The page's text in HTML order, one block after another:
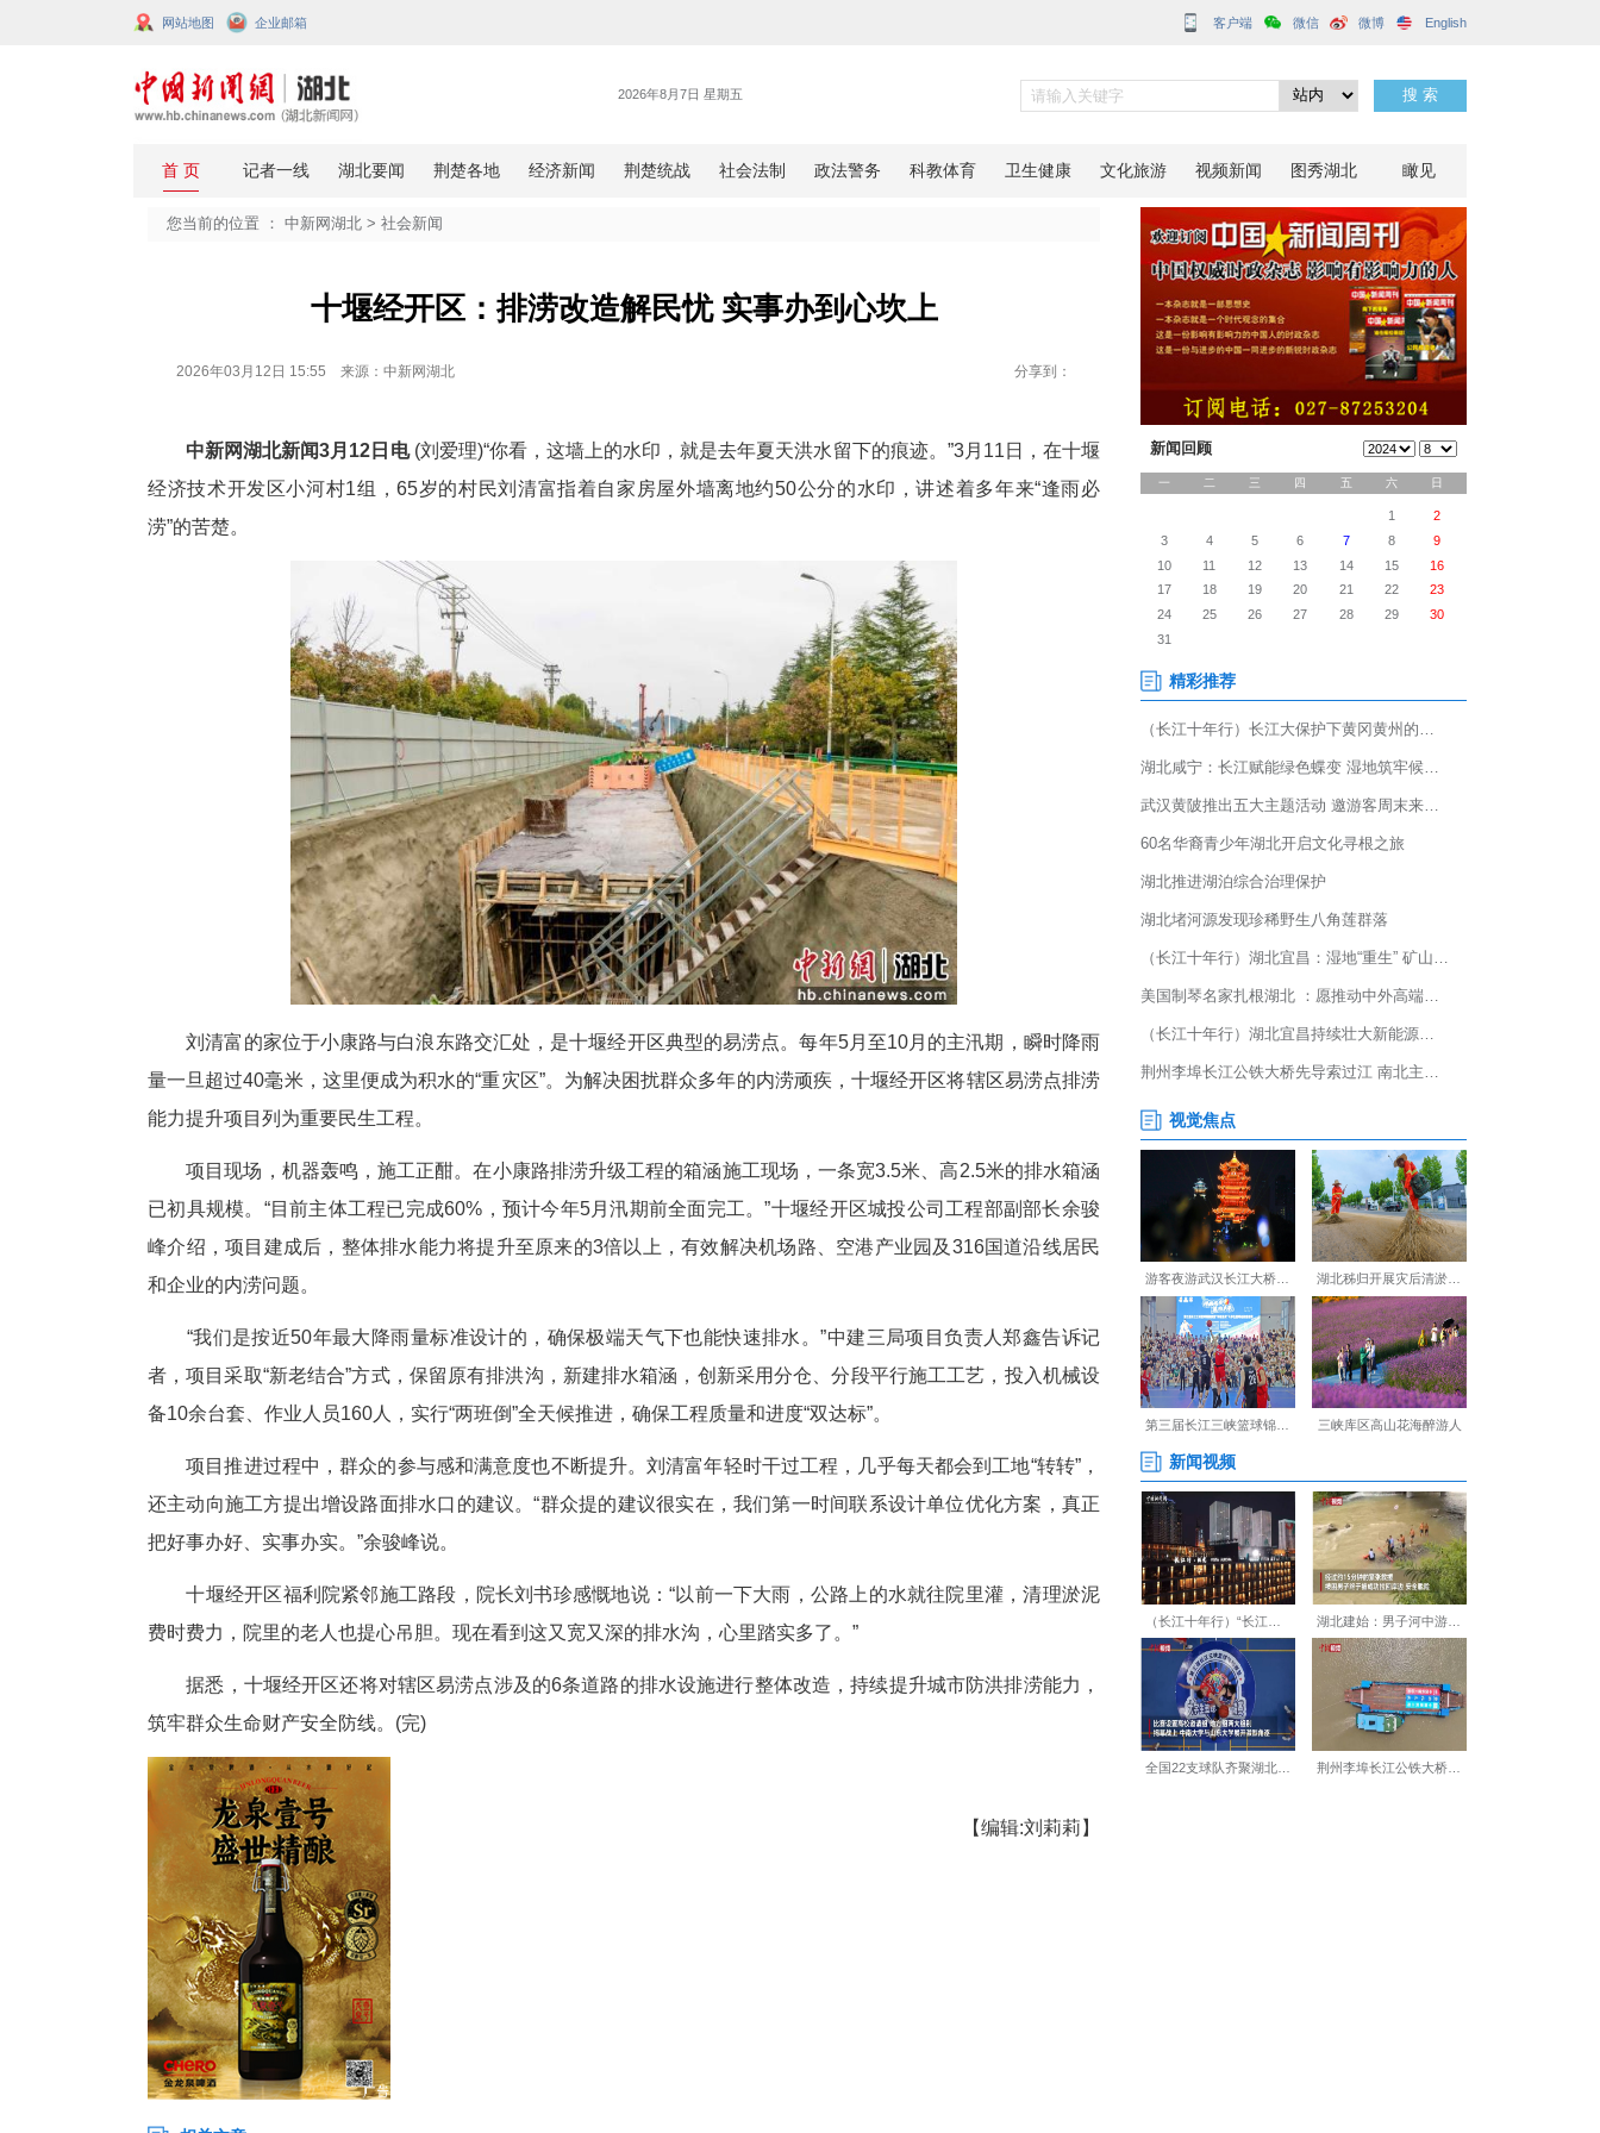
网站地图
十堰经开区：排涝改造解民忧 实事办到心坎上
2026年03月12日 15:55 来源：中新网湖北
中新网湖北新闻3月12日电
(刘爱理)“你看，这墙上的水印，就是去年夏天洪水留下的痕迹。”3月11日，在十堰
经济技术开发区小河村1组，65岁的村民刘清富指着自家房屋外墙离地约50公分的水印，讲述着多年来“逢雨必
涝”的苦楚。
刘清富的家位于小康路与白浪东路交汇处，是十堰经开区典型的易涝点。每年5月至10月的主汛期，瞬时降雨
量一旦超过40毫米，这里便成为积水的“重灾区”。为解决困扰群众多年的内涝顽疾，十堰经开区将辖区易涝点排涝
能力提升项目列为重要民生工程。
项目现场，机器轰鸣，施工正酣。在小康路排涝升级工程的箱涵施工现场，一条宽3.5米、高2.5米的排水箱涵
已初具规模。“目前主体工程已完成60%，预计今年5月汛期前全面完工。”十堰经开区城投公司工程部副部长余骏
峰介绍，项目建成后，整体排水能力将提升至原来的3倍以上，有效解决机场路、空港产业园及316国道沿线居民
和企业的内涝问题。
“我们是按近50年最大降雨量标准设计的，确保极端天气下也能快速排水。”中建三局项目负责人郑鑫告诉记
者，项目采取“新老结合”方式，保留原有排洪沟，新建排水箱涵，创新采用分仓、分段平行施工工艺，投入机械设
备10余台套、作业人员160人，实行“两班倒”全天候推进，确保工程质量和进度“双达标”。
项目推进过程中，群众的参与感和满意度也不断提升。刘清富年轻时干过工程，几乎每天都会到工地“转转”，
还主动向施工方提出增设路面排水口的建议。“群众提的建议很实在，我们第一时间联系设计单位优化方案，真正
把好事办好、实事办实。”余骏峰说。
十堰经开区福利院紧邻施工路段，院长刘书珍感慨地说：“以前一下大雨，公路上的水就往院里灌，清理淤泥
费时费力，院里的老人也提心吊胆。现在看到这又宽又深的排水沟，心里踏实多了。”
据悉，十堰经开区还将对辖区易涝点涉及的6条道路的排水设施进行整体改造，持续提升城市防洪排涝能力，